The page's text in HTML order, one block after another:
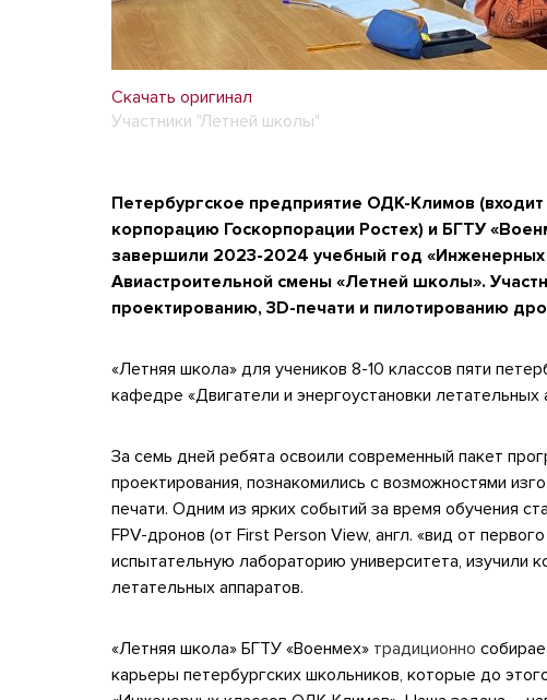
Скачать оригинал
Участники "Летней школы"
Петербургское предприятие ОДК-Климов
корпорацию Госкорпорации Ростех) и БГТУ
завершили 2023-2024 учебный год
Авиастроительной смены «Летней школы».
проектированию, 3D-печати и пилотированию
«Летняя школа» для учеников 8-10 классов пяти
кафедре «Двигатели и энергоустановки летательных
За семь дней ребята освоили современный пакет
проектирования, познакомились с возможностями
печати. Одним из ярких событий за время обучения
FPV-дронов (от First Person View, англ. «вид от
испытательную лабораторию университета, изучили
летательных аппаратов.
«Летняя школа» БГТУ «Военмех» традиционно
карьеры петербургских школьников, которые до